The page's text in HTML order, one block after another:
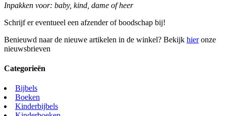
Inpakken voor: baby, kind, dame of heer
Schrijf er eventueel een afzender of boodschap bij!
Benieuwd naar de nieuwe artikelen in de winkel? Bekijk hieronze
nieuwsbrieven
Categorieën
Bijbels
Boeken
Kinderbijbels